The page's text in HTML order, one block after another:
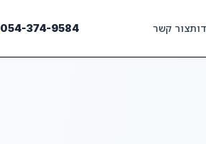
צור קשר 054-374-9584